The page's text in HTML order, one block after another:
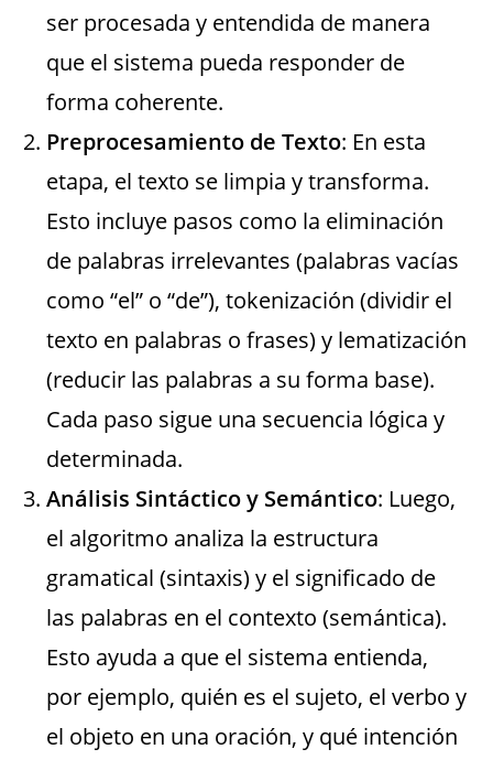
ser procesada y entendida de manera
que el sistema pueda responder de
forma coherente.
Preprocesamiento de Texto: En esta
etapa, el texto se limpia y transforma.
Esto incluye pasos como la eliminación
de palabras irrelevantes (palabras vacías
como “el” o “de”), tokenización (dividir el
texto en palabras o frases) y lematización
(reducir las palabras a su forma base).
Cada paso sigue una secuencia lógica y
determinada.
Análisis Sintáctico y Semántico: Luego,
el algoritmo analiza la estructura
gramatical (sintaxis) y el significado de
las palabras en el contexto (semántica).
Esto ayuda a que el sistema entienda,
por ejemplo, quién es el sujeto, el verbo y
el objeto en una oración, y qué intención